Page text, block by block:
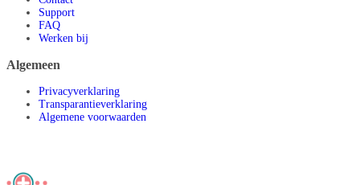
Support
FAQ
Werken bij
Algemeen
Privacyverklaring
Transparantieverklaring
Algemene voorwaarden